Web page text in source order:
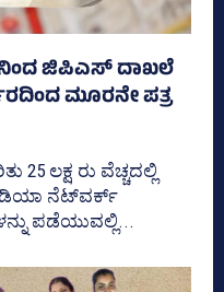
ಜಿಪಿಎಸ್‌ ದಾಖಲೆ
ಮೂರನೇ ಪತ್ರ
ಲಕ್ಷ ರು ವೆಚ್ಚದಲ್ಲಿ
ನೆಟ್‌ವರ್ಕ್‌
ಪಡೆಯುವಲ್ಲಿ...